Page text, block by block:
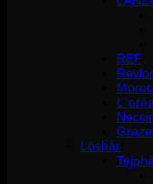
REF
Löshår